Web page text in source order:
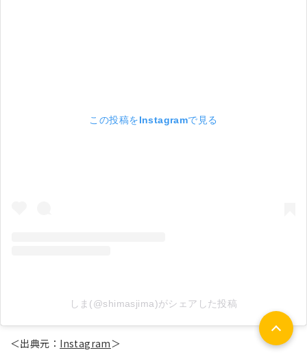
この投稿をInstagramで見る
しま(@shimasjima)がシェアした投稿
＜出典元： Instagram ＞